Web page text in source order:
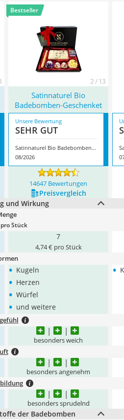
sind. Im Anschluss können Sie
Überzeugt hat uns hier
das ModellSatinnaturel Bio
Eigenschaften.
Bestseller
2 / 13
Satinnaturel Bio
Badebomben-Geschenket
Unsere Bewertung
SEHR GUT
Satinnaturel Bio Badebomben-Geschenket
08/2026
14647 Bewertungen
Preis­vergleich
und Wirkung
pro Stück
7
4,74 € pro Stück
• Kugeln
• Herzen
• Würfel
• und weitere
•
besonders weich
besonders angenehm
besonders sprudelnd
der Badebomben